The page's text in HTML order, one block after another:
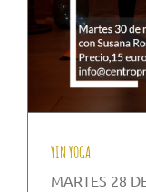
YIN YOGA
MARTES 28